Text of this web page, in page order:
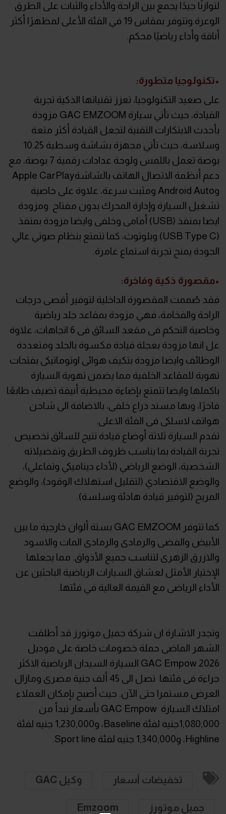
لتوازنًا جيدًا يجمع بين الراحة والأداء والثبات على الطرق
الوعرة.وتتوفر بمقاس 19 في الفئة الأعلى لمظهرًا أكثر
أناقة وأداء رياضيًا محكم.
•تكنولوجيا متطورة:
على صعيد التكنولوجيا، تعزز تقنياتها الذكية تجربة
القيادة، حيث تأتي سيارة GAC EMZOOM مزودة
بأحدث الابتكارات التقنية لتجعل القيادة أكثر متعة
وسلاسة، حيث تأتي مجهزة بشاشة وسطية 10.25
بوصة تعمل باللمس ولوحة عدادات رقمية 7 بوصة، مع
وAndroid Auto ومثبت سرعة، علاوة على خاصية
تشغيل السيارة وإدارة المحرك بدون مفتاح ومزودة
ايضا بمنفذ (USB) أمامى وخلفى وايضا مزودة بمنفذ
(USB Type C) وبلوتوث، كما تتمتع بنظام صوتي عالي
الجودة يمنح تجربة استماع غامرة.
•مقصورة ذكية وفاخرة:
فقد صُممت المقصورة الداخلية لتوفير أقصى درجات
الراحة والفخامة، فهي مزودة بمقاعد جلد رياضية
وخاصية التحكم فى مقعد السائق فى 6 اتجاهات، علاوة
عل انها مزودة بعجلة قيادة مكسوة بالجلد ومتعددة
الوظائف وايضا مزودة بتكيف هوائى اوتوماتيكى بفتحات
تهوية للمقاعد الخلفية مما يضمن تهوية السيارة
باكملها وايضا تتمتع بإضاءة محيطية أنيقة تضيف طابعًا
فاخرًا، وبها مسند ذراع خلفى، بالاضافة الى شاحن
هواتف لاسلكى فى الفئة الاعلى.
تقدم السيارة ثلاثة أوضاع قيادة تتيح للسائق تخصيص
تجربة القيادة بما يناسب ظروف الطريق وتفضيلاته
الشخصية، الوضع الرياضي (لأداء ديناميكي وتفاعلي)،
والوضع الاقتصادي (لتقليل استهلاك الوقود)، والوضع
المريح (لتوفير قيادة هادئة وسلسة).
كما تتوفر GAC EMZOOM بستة ألوان خارجية ما بين
الأبيض والفضى والرمادى والرمادى المات والاسود
والازرق الزهرى لتناسب جميع الأذواق. مما يجعلها
الإختيار الأمثل لعشاق السيارات الرياضية الباحثين عن
الأداء الرياضى مع القيمة العالية في فئتها.
وتجدر الاشارة ان شركة جميل موتورز قد أطلقت
الشهر الماضى حملة خصومات خاصة على موديل
GAC Empow 2026 السيارة السيدان الرياضية الاكثر
جراءة فى فئتها تصل الى 45 ألف جنية مصرى ومازال
العرض مستمرا حتى الآن. حيث أصبح بإمكان العملاء
امتلاك السيارة GAC Empow بأسعار تبدأ من
1,080,000جنيه لفئة Baseline، و1,230,000 جنيه لفئة
Highline، و1,340,000 جنيه لفئة Sport line.
تخفيضات أسعار وكيل GAC
جميل موتورز Emzoom